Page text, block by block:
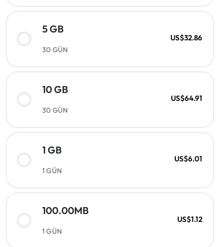
5 GB
30 GÜN
US$32.86
10 GB
30 GÜN
US$64.91
1 GB
1 GÜN
US$6.01
100.00MB
1 GÜN
US$1.12